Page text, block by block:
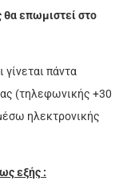
θα επωμιστεί στο
γίνεται πάντα
(τηλεφωνικής +30
ηλεκτρονικής
εξής :